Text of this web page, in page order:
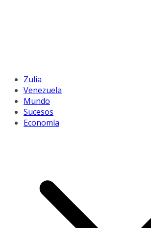
Zulia
Venezuela
Mundo
Sucesos
Economía